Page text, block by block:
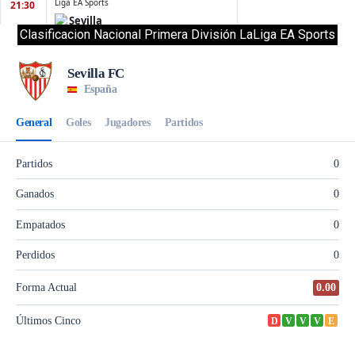
Clasificacion Nacional Primera División LaLiga EA Sports